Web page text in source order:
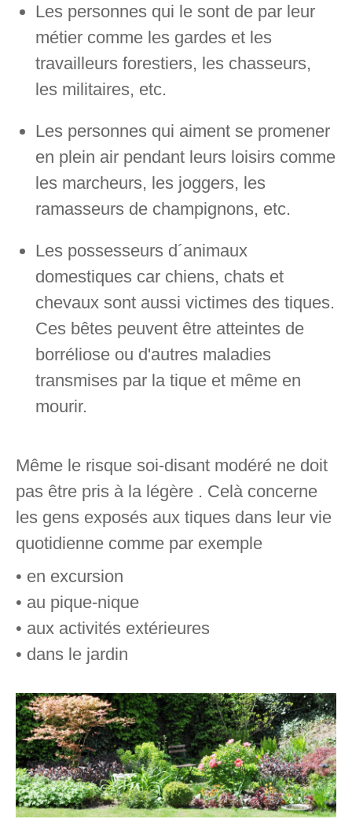
Les personnes qui le sont de par leur
métier comme les gardes et les
travailleurs forestiers, les chasseurs,
les militaires, etc.
Les personnes qui aiment se promener
en plein air pendant leurs loisirs comme
les marcheurs, les joggers, les
ramasseurs de champignons, etc.
Les possesseurs d´animaux
domestiques car chiens, chats et
chevaux sont aussi victimes des tiques.
Ces bêtes peuvent être atteintes de
borréliose ou d'autres maladies
transmises par la tique et même en
mourir.
Même le risque soi-disant modéré ne doit
pas être pris à la légère . Celà concerne
les gens exposés aux tiques dans leur vie
quotidienne comme par exemple
• en excursion
• au pique-nique
• aux activités extérieures
• dans le jardin